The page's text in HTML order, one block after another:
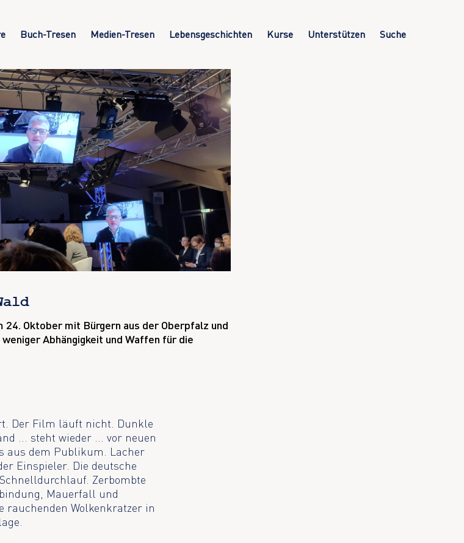
Buch-Tresen Medien-Tresen Lebensgeschichten Kurse Unterstützen
Suche
Oktober mit Bürgern aus der Oberpfalz und
Abhängigkeit und Waffen für die
Der Film läuft nicht. Dunkle
... steht wieder ... vor neuen
aus dem Publikum. Lacher
Einspieler. Die deutsche
Zerbombte
Mauerfall und
rauchenden Wolkenkratzer in